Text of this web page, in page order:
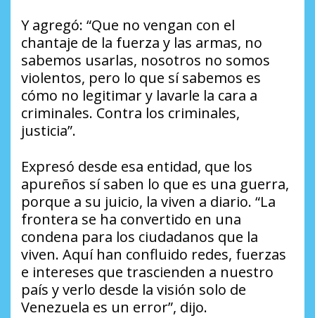
Y agregó: “Que no vengan con el
chantaje de la fuerza y las armas, no
sabemos usarlas, nosotros no somos
violentos, pero lo que sí sabemos es
cómo no legitimar y lavarle la cara a
criminales. Contra los criminales,
justicia”.
Expresó desde esa entidad, que los
apureños sí saben lo que es una guerra,
porque a su juicio, la viven a diario. “La
frontera se ha convertido en una
condena para los ciudadanos que la
viven. Aquí han confluido redes, fuerzas
e intereses que trascienden a nuestro
país y verlo desde la visión solo de
Venezuela es un error”, dijo.